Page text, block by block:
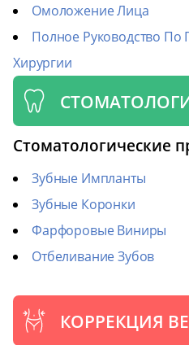
Омоложение Лица
Полное Руководство По
Хирургии
Стоматологические
Зубные Импланты
Зубные Коронки
Фарфоровые Виниры
Отбеливание Зубов
КОРРЕКЦИЯ